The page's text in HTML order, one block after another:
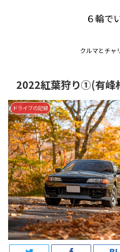
６輪で
クルマとチャ
2022紅葉狩り①(有峰
ドライブの記録